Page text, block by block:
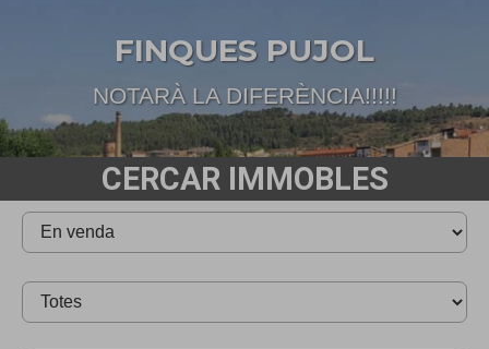
FINQUES PUJOL
NOTARÀ LA DIFERÈNCIA!!!!!
CERCAR IMMOBLES